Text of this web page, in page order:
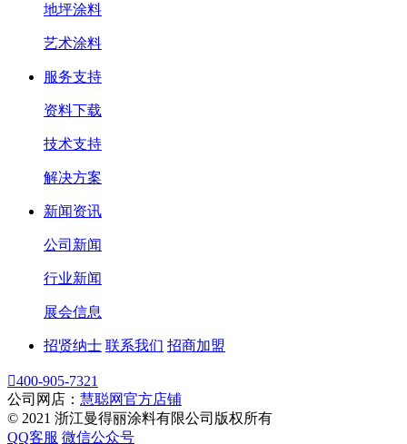
地坪涂料
艺术涂料
服务支持
资料下载
技术支持
解决方案
新闻资讯
公司新闻
行业新闻
展会信息
招贤纳士 联系我们 招商加盟
400-905-7321
公司网店： 慧聪网官方店铺
© 2021 浙江曼得丽涂料有限公司版权所有
QQ客服 微信公众号